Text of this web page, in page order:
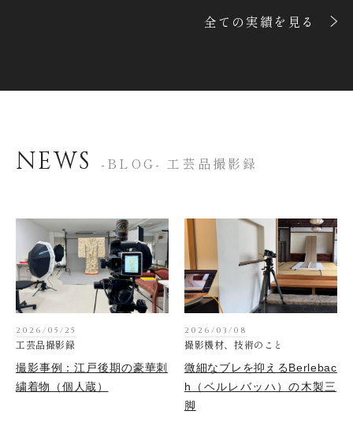
全ての実績を見る
NEWS -BLOG- 工芸品撮影録
2026/05/25
工芸品撮影録
撮影事例：江戸後期の豪華刺
繍着物（個人蔵）
2026/03/08
撮影機材、技術のこと
微細なブレを抑えるBerlebac
h（ベルレバッハ）の木製三
脚